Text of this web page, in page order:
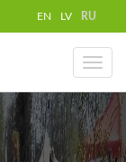
EN LV RU
Toggle